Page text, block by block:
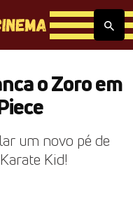
o Zoro em
um novo pé de
Kid!